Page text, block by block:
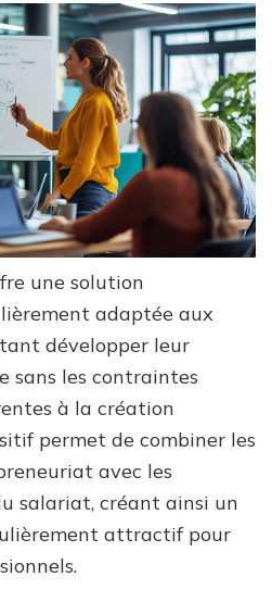
une solution
adaptée aux
développer leur
sans les contraintes
à la création
permet de combiner les
avec les
salariat, créant ainsi un
attractif pour